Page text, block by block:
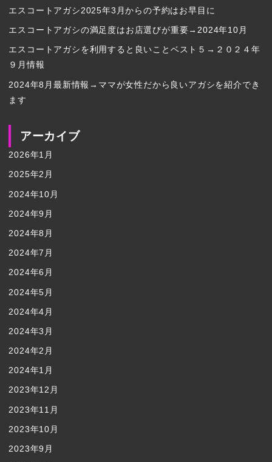
エスコートアガシ2025年3月からの予約はお早目に
エスコートアガシの満足度はお店選びが重要→2024年10月
エスコートアガシを利用すると良いことベスト５→２０２４年
９月情報
2024年8月最新情報→ママが女性だから良いアガシを紹介でき
ます
アーカイブ
2026年1月
2025年2月
2024年10月
2024年9月
2024年8月
2024年7月
2024年6月
2024年5月
2024年4月
2024年3月
2024年2月
2024年1月
2023年12月
2023年11月
2023年10月
2023年9月